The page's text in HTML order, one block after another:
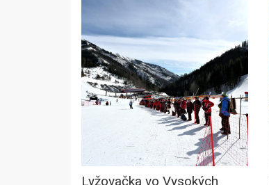
Lyžovačka vo Vysokých